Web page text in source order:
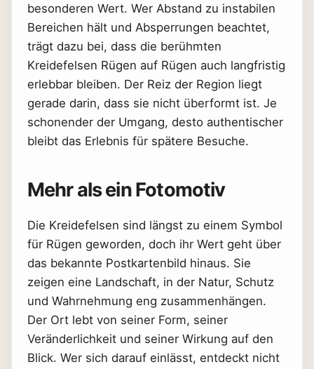
besonderen Wert. Wer Abstand zu instabilen
Bereichen hält und Absperrungen beachtet,
trägt dazu bei, dass die berühmten
Kreidefelsen Rügen auf Rügen auch langfristig
erlebbar bleiben. Der Reiz der Region liegt
gerade darin, dass sie nicht überformt ist. Je
schonender der Umgang, desto authentischer
bleibt das Erlebnis für spätere Besuche.
Mehr als ein Fotomotiv
Die Kreidefelsen sind längst zu einem Symbol
für Rügen geworden, doch ihr Wert geht über
das bekannte Postkartenbild hinaus. Sie
zeigen eine Landschaft, in der Natur, Schutz
und Wahrnehmung eng zusammenhängen.
Der Ort lebt von seiner Form, seiner
Veränderlichkeit und seiner Wirkung auf den
Blick. Wer sich darauf einlässt, entdeckt nicht